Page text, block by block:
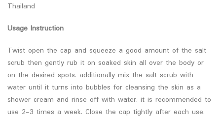
Thailand
Usage Instruction
Twist open the cap and squeeze a good amount of the salt
scrub then gently rub it on soaked skin all over the body or
on the desired spots. additionally mix the salt scrub with
water until it turns into bubbles for cleansing the skin as a
shower cream and rinse off with water. it is recommended to
use 2-3 times a week. Close the cap tightly after each use.